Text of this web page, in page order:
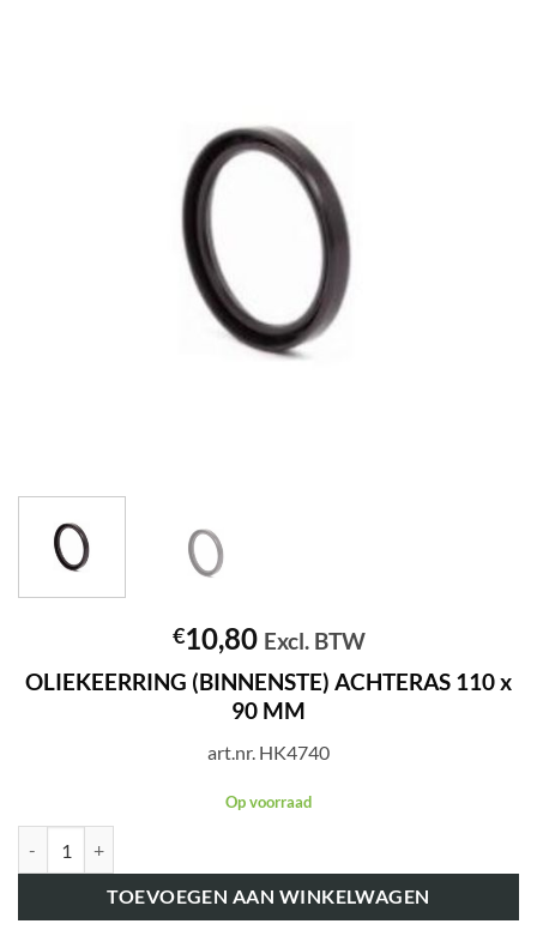
€10,80 Excl. BTW
OLIEKEERRING (BINNENSTE) ACHTERAS 110 x
90 MM
art.nr. HK4740
Op voorraad
TOEVOEGEN AAN WINKELWAGEN